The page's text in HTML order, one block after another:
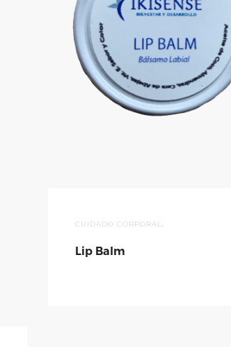
CUIDADO CORPORAL ,
Lip Balm